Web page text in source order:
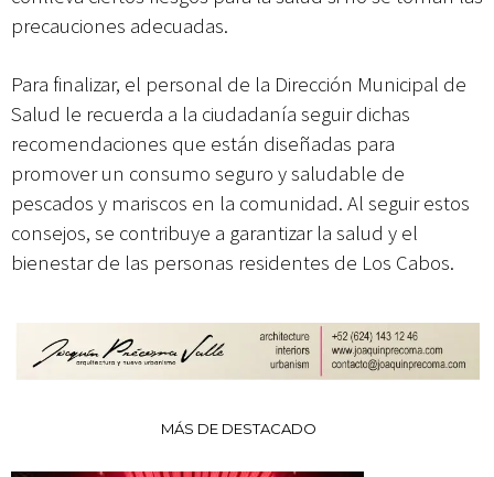
precauciones adecuadas.
Para finalizar, el personal de la Dirección Municipal de
Salud le recuerda a la ciudadanía seguir dichas
recomendaciones que están diseñadas para
promover un consumo seguro y saludable de
pescados y mariscos en la comunidad. Al seguir estos
consejos, se contribuye a garantizar la salud y el
bienestar de las personas residentes de Los Cabos.
MÁS DE DESTACADO